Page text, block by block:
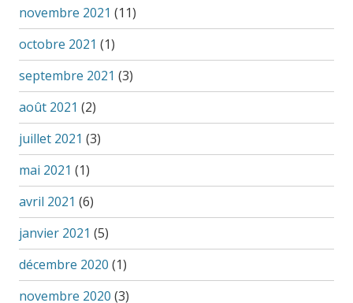
novembre 2021 (11)
octobre 2021 (1)
septembre 2021 (3)
août 2021 (2)
juillet 2021 (3)
mai 2021 (1)
avril 2021 (6)
janvier 2021 (5)
décembre 2020 (1)
novembre 2020 (3)